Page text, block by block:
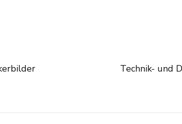
Technik- und